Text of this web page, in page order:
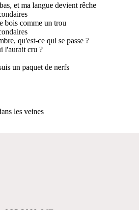
et ma langue devient rêche
bois comme un trou
qu'est-ce qui se passe ?
l'aurait cru ?
un paquet de nerfs
les veines